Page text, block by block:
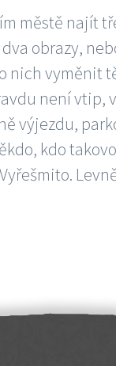
městě najít
obrazy,
nich vyměnit
není vtip,
výjezdu,
kdo